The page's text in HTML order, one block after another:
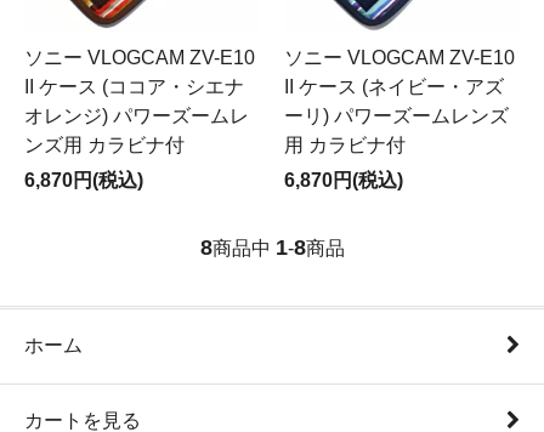
ソニー VLOGCAM ZV-E10
II ケース (ココア・シエナ
オレンジ) パワーズームレ
ンズ用 カラビナ付
6,870円(税込)
ソニー VLOGCAM ZV-E10
II ケース (ネイビー・アズ
ーリ) パワーズームレンズ
用 カラビナ付
6,870円(税込)
8商品中 1-8商品
ホーム
カートを見る